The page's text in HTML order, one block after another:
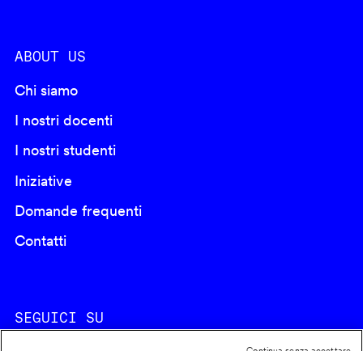
ABOUT US
Chi siamo
I nostri docenti
I nostri studenti
Iniziative
Domande frequenti
Contatti
SEGUICI SU